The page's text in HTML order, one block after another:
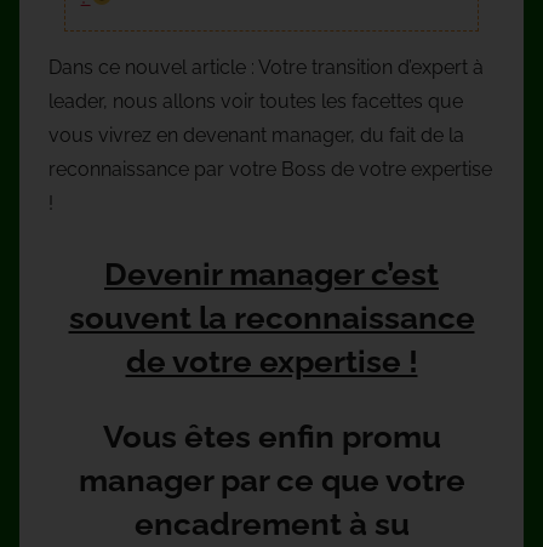
Dans ce nouvel article : Votre transition d’expert à
leader, nous allons voir toutes les facettes que
vous vivrez en devenant manager, du fait de la
reconnaissance par votre Boss de votre expertise
!
Devenir manager c’est
souvent la reconnaissance
de votre expertise !
Vous êtes enfin promu
manager par ce que votre
encadrement à su